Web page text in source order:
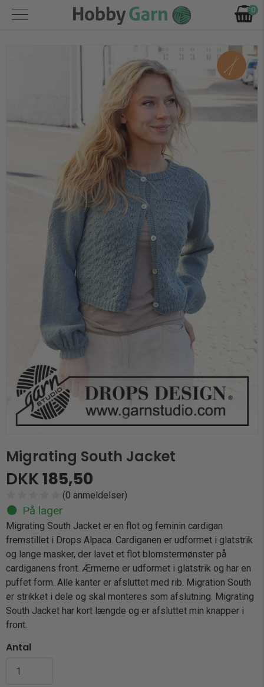
0
Forrige
Migrating South Jacket
DKK185,50
(0 anmeldelser)
På lager
Migrating South Jacket er en flot og feminin cardigan
fremstillet i Drops Alpaca. Cardiganen er udformet i glatstrik
og lange masker, der lavet et flot blomstermønster på
cardiganens front. Ærmerne er udformet i glatstrik og har en
puffet form. Alle kanter er afsluttet med rib. Migration South
er strikket i dele og skal monteres som afslutning. Migrating
South Jacket har kort længde og er afsluttet min knapper i
front.
Antal